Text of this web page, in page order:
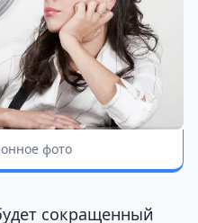
фото
сокращенный